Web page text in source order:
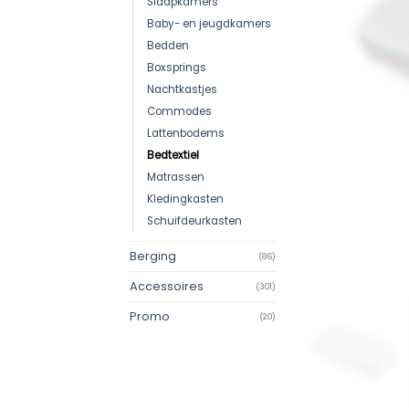
Baby- en jeugdkamers
Bedden
Boxsprings
Nachtkastjes
Commodes
Lattenbodems
Bedtextiel
Matrassen
Kledingkasten
Schuifdeurkasten
Berging (86)
Accessoires (301)
Promo (20)